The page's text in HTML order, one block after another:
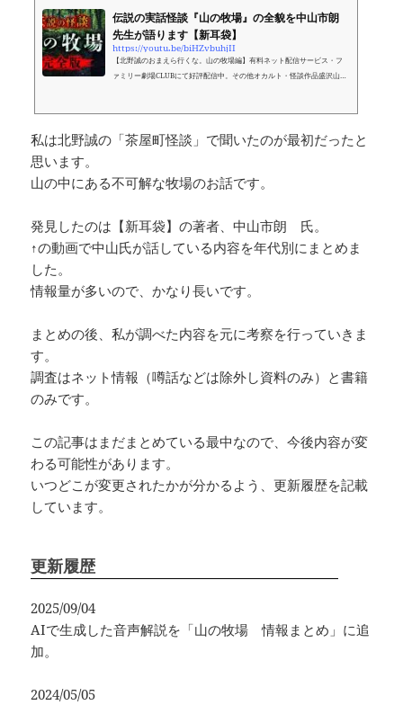
伝説の実話怪談『山の牧場』の全貌を中山市朗
先生が語ります【新耳袋】
https://youtu.be/biHZvbuhjII
【北野誠のおまえら行くな。山の牧場編】有料ネット配信サービス・フ
ァミリー劇場CLUBにて好評配信中。その他オカルト・怪談作品盛沢山。
私は北野誠の「茶屋町怪談」で聞いたのが最初だったと
思います。
山の中にある不可解な牧場のお話です。
発見したのは【新耳袋】の著者、中山市朗 氏。
↑の動画で中山氏が話している内容を年代別にまとめま
した。
情報量が多いので、かなり長いです。
まとめの後、私が調べた内容を元に考察を行っていきま
す。
調査はネット情報（噂話などは除外し資料のみ）と書籍
のみです。
この記事はまだまとめている最中なので、今後内容が変
わる可能性があります。
いつどこが変更されたかが分かるよう、更新履歴を記載
しています。
更新履歴
2025/09/04
AIで生成した音声解説を「山の牧場 情報まとめ」に追
加。
2024/05/05